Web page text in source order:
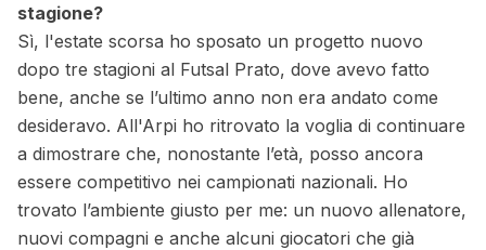
stagione?
Sì, l'estate scorsa ho sposato un progetto nuovo
dopo tre stagioni al Futsal Prato, dove avevo fatto
bene, anche se l’ultimo anno non era andato come
desideravo. All'Arpi ho ritrovato la voglia di continuare
a dimostrare che, nonostante l’età, posso ancora
essere competitivo nei campionati nazionali. Ho
trovato l’ambiente giusto per me: un nuovo allenatore,
nuovi compagni e anche alcuni giocatori che già